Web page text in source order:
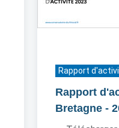
Rapport
Rapport
Bretagne -